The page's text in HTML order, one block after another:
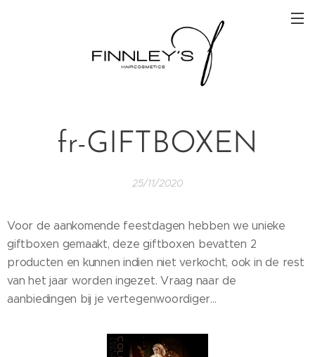
fr-GIFTBOXEN
25/11/2020
Voor de aankomende feestdagen hebben we unieke
giftboxen gemaakt, deze giftboxen bevatten 2
producten en kunnen indien niet verkocht, ook in de rest
van het jaar worden ingezet. Vraag naar de
aanbiedingen bij je vertegenwoordiger...